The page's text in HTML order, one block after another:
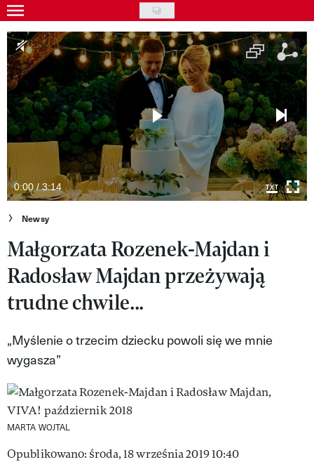
Skip
to
main
content
Gwiazdy
Ludzie
Moda
Uroda
Kultura
Wideo
Nasze akcje
VIVA!ART
VIVA!MODA
VIVA!MAN
VIVA!PEOPLE POWER
VIVA!ITAKA
MAGAZYN VIVA!
0:00 / 3:14
Newsy
Małgorzata Rozenek-Majdan i
Radosław Majdan przeżywają
trudne chwile...
„Myślenie o trzecim dziecku powoli się we mnie
wygasza”
MARTA WOJTAL
Opublikowano: środa, 18 września 2019 10:40